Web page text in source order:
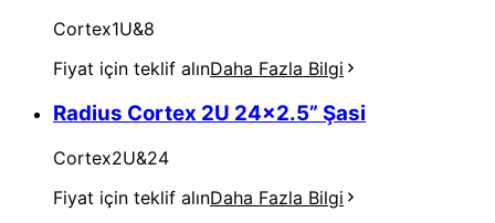
Cortex1U&8
Fiyat için teklif alınDaha Fazla Bilgi
Radius Cortex 2U 24x2.5” Şasi
Cortex2U&24
Fiyat için teklif alınDaha Fazla Bilgi